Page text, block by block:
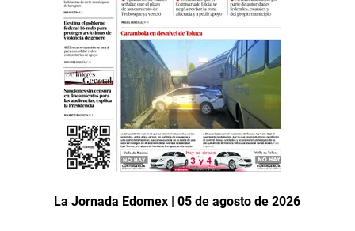
La Jornada Edomex | 05 de agosto de 2026